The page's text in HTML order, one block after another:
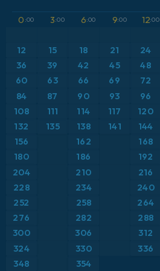
ICON Alemania 2 km
Caribe
Escandinavia
Estados Unidos
Europa
Francia
Grecia
Islandia
Anomalía de temperatura a 850 hPa
CAPE
Presión
Punto de rocío a 2 m
Ráfagas de Viento Máximas
Ráfagas de viento
Temperatura a 2 m
0 :00 3:00 6:00 9:00 12:00
12 15 18 21 24
36
39 42 45 48
60
63 66 69 72
84
87 90 93 96
108
111 114 117 120
132
135 138 141 144
156 162 168
180 186 192
204
210 216
228
234 240
252
258 264
276 282 288
300 306 312
324
330 336
348
354